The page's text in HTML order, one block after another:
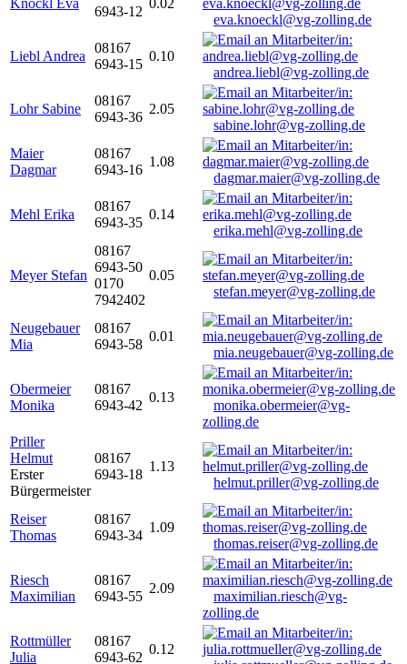
Knöckl Eva
6943-12
0.02
eva.knoeckl@vg-zolling.de
Liebl Andrea
08167
6943-15
0.10
andrea.liebl@vg-zolling.de
Lohr Sabine
08167
6943-36
2.05
sabine.lohr@vg-zolling.de
Maier
Dagmar
08167
6943-16
1.08
dagmar.maier@vg-zolling.de
Mehl Erika
08167
6943-35
0.14
erika.mehl@vg-zolling.de
Meyer Stefan
08167
6943-50
0170
7942402
0.05
stefan.meyer@vg-zolling.de
Neugebauer
Mia
08167
6943-58
0.01
mia.neugebauer@vg-zolling.de
Obermeier
Monika
08167
6943-42
0.13
monika.obermeier@vg-
zolling.de
Priller
Helmut
Erster
Bürgermeister
08167
6943-18
1.13
helmut.priller@vg-zolling.de
Reiser
Thomas
08167
6943-34
1.09
thomas.reiser@vg-zolling.de
Riesch
Maximilian
08167
6943-55
2.09
maximilian.riesch@vg-
zolling.de
Rottmüller
Julia
08167
6943-62
0.12